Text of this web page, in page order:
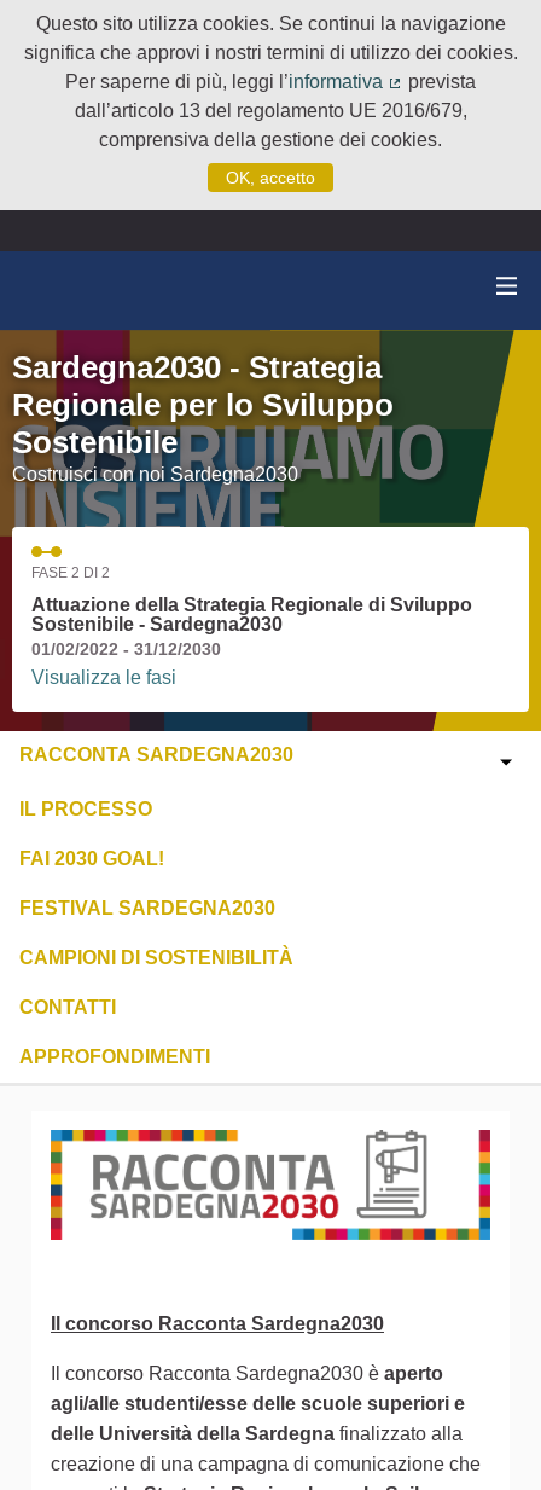
Questo sito utilizza cookies. Se continui la navigazione
significa che approvi i nostri termini di utilizzo dei cookies.
Per saperne di più, leggi l’informativa
(Collegamento
prevista
dall’articolo 13 del regolamento UE 2016/679,
comprensiva della gestione dei cookies.
OK, accetto
Sardegna2030 - Strategia
Regionale per lo Sviluppo
Sostenibile
Costruisci con noi Sardegna2030
FASE 2 DI 2
Attuazione della Strategia Regionale di Sviluppo
Sostenibile - Sardegna2030
01/02/2022 - 31/12/2030
Visualizza le fasi
RACCONTA SARDEGNA2030
IL PROCESSO
FAI 2030 GOAL!
FESTIVAL SARDEGNA2030
CAMPIONI DI SOSTENIBILITÀ
CONTATTI
APPROFONDIMENTI
Il concorso Racconta Sardegna2030
Il concorso Racconta Sardegna2030 è aperto
agli/alle studenti/esse delle scuole superiori e
delle Università della Sardegna finalizzato alla
creazione di una campagna di comunicazione che